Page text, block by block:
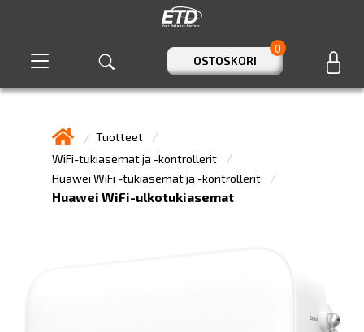
OSTOSKORI
0
Tuotteet
WiFi-tukiasemat ja -kontrollerit
Huawei WiFi -tukiasemat ja -kontrollerit
Huawei WiFi-ulkotukiasemat